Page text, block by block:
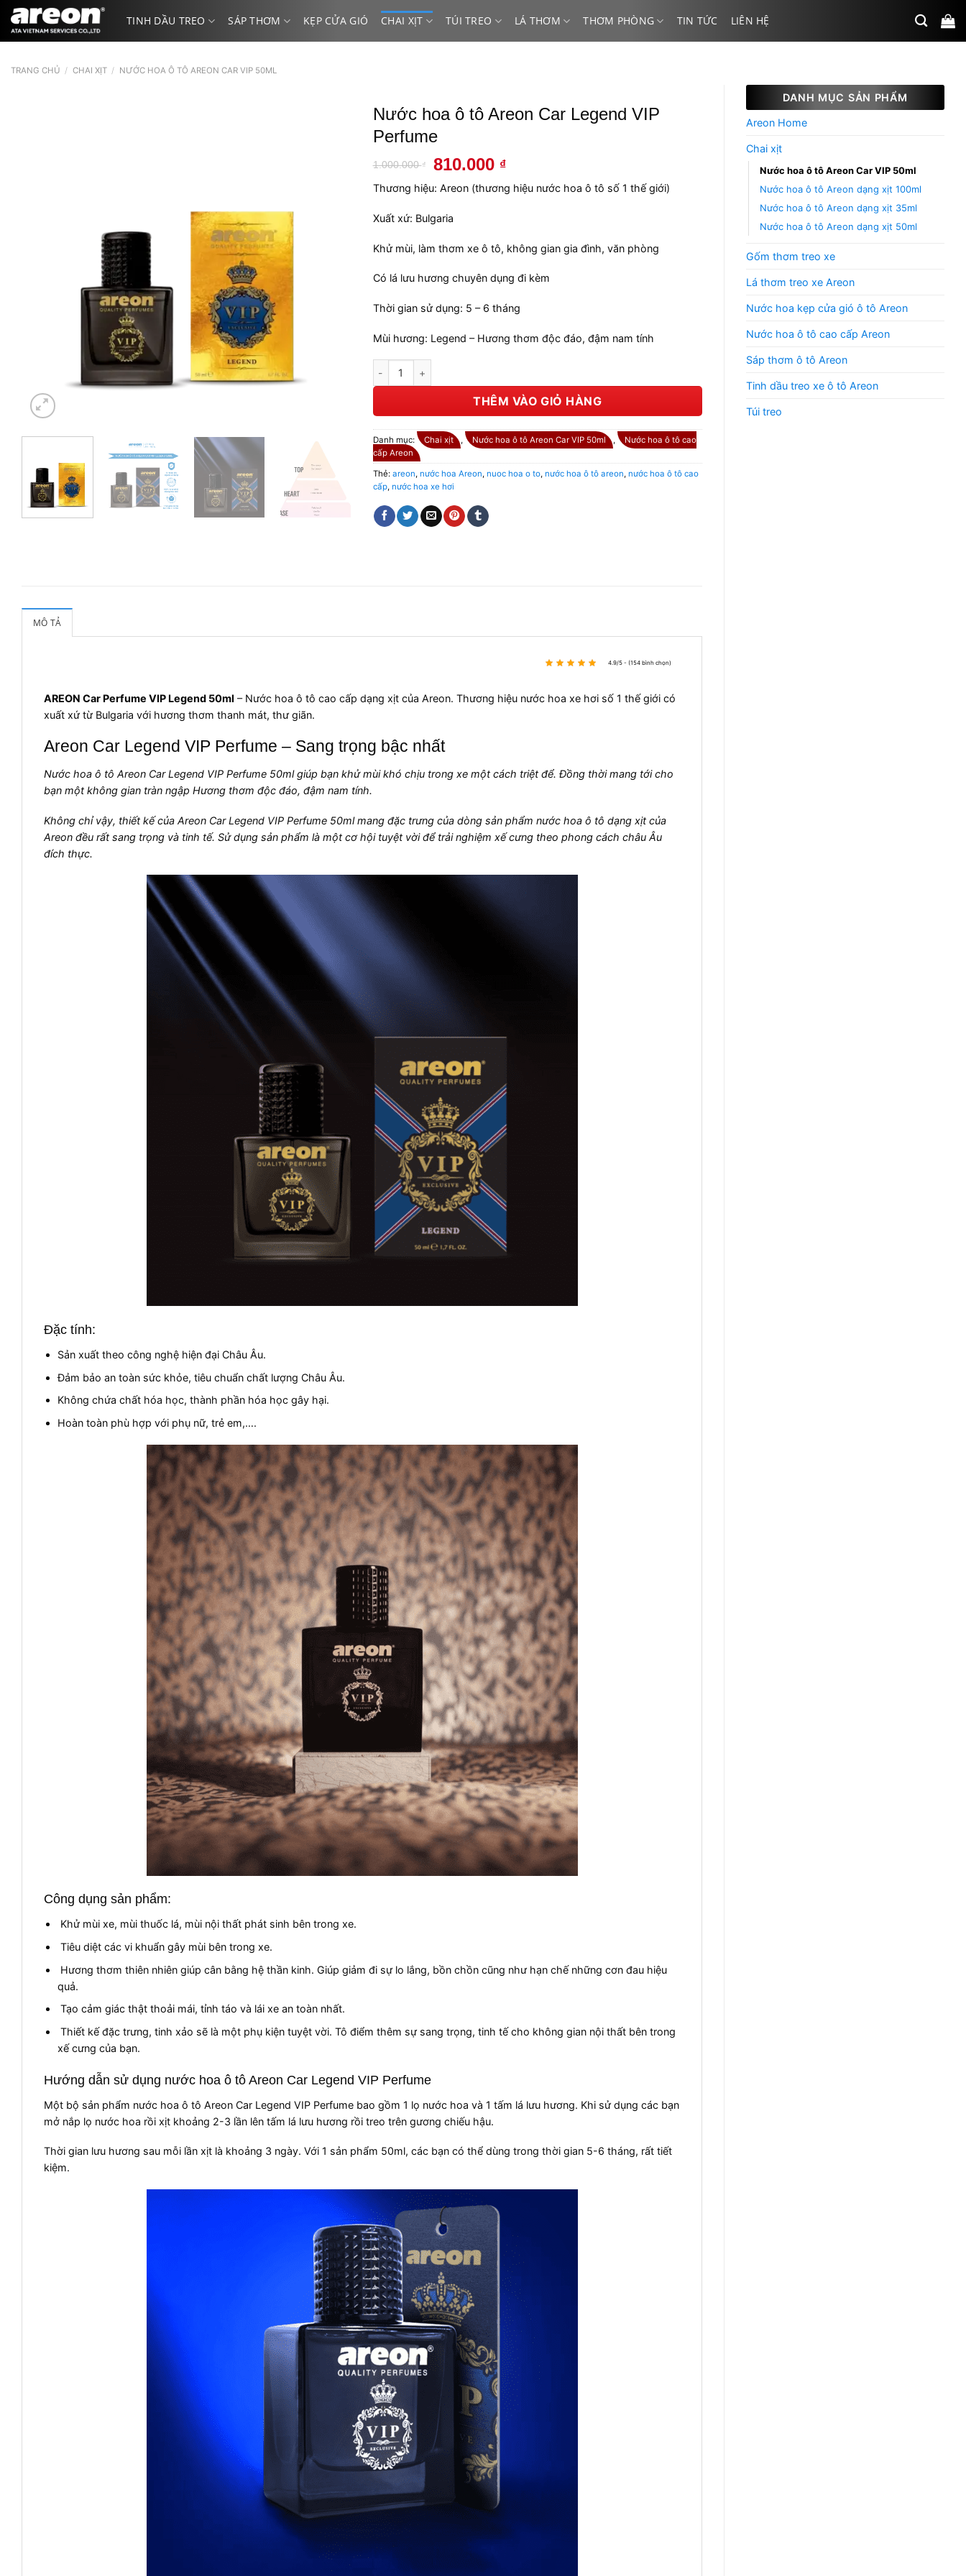
qua
nội
TINH DẦU TREO SÁP THƠM KẸP CỬA GIÓ CHAI XỊT TÚI TREO LÁ THƠM THƠM PHÒNG TIN TỨC LIÊN HỆ
TRANG CHỦ / CHAI XỊT / NƯỚC HOA Ô TÔ AREON CAR VIP 50ML
DANH MỤC SẢN PHẨM
Areon Home
Chai xịt
Nước hoa ô tô Areon Car VIP 50ml
Nước hoa ô tô Areon dạng xịt 100ml
Nước hoa ô tô Areon dạng xịt 35ml
Nước hoa ô tô Areon dạng xịt 50ml
Gốm thơm treo xe
Lá thơm treo xe Areon
Nước hoa kẹp cửa gió ô tô Areon
Nước hoa ô tô cao cấp Areon
Sáp thơm ô tô Areon
Tinh dầu treo xe ô tô Areon
Túi treo
Nước hoa ô tô Areon Car Legend VIP
Perfume
1.000.000₫
Giá
là:
810.000 ₫
tại
Thương hiệu: Areon (thương hiệu nước hoa ô tô số 1 thế giới)
Xuất xứ: Bulgaria
Khử mùi, làm thơm xe ô tô, không gian gia đình, văn phòng
Có lá lưu hương chuyên dụng đi kèm
Thời gian sử dụng: 5 – 6 tháng
Mùi hương: Legend – Hương thơm độc đáo, đậm nam tính
Nước hoa ô tô Areon Car Legend VIP Perfume số lượng
THÊM VÀO GIỎ HÀNG
Danh mục: Chai xịt , Nước hoa ô tô Areon Car VIP 50ml ,
Nước hoa ô tô cao
cấp Areon
Thẻ: areon, nước hoa Areon, nuoc hoa o to, nước hoa ô tô areon, nước hoa ô tô cao
cấp, nước hoa xe hơi
MÔ TẢ
4.9/5 - (154 bình chọn)
AREON Car Perfume VIP Legend 50ml – Nước hoa ô tô cao cấp dạng xịt của Areon. Thương hiệu nước hoa xe hơi số 1 thế giới có
xuất xứ từ Bulgaria với hương thơm thanh mát, thư giãn.
Areon Car Legend VIP Perfume – Sang trọng bậc nhất
Nước hoa ô tô Areon Car Legend VIP Perfume 50ml giúp bạn khử mùi khó chịu trong xe một cách triệt để. Đồng thời mang tới cho
bạn một không gian tràn ngập Hương thơm độc đáo, đậm nam tính.
Không chỉ vậy, thiết kế của Areon Car Legend VIP Perfume 50ml mang đặc trưng của dòng sản phẩm nước hoa ô tô dạng xịt của
Areon đều rất sang trọng và tinh tế. Sử dụng sản phẩm là một cơ hội tuyệt vời để trải nghiệm xế cưng theo phong cách châu Âu
đích thực.
Đặc tính:
Sản xuất theo công nghệ hiện đại Châu Âu.
Đảm bảo an toàn sức khỏe, tiêu chuẩn chất lượng Châu Âu.
Không chứa chất hóa học, thành phần hóa học gây hại.
Hoàn toàn phù hợp với phụ nữ, trẻ em,….
Công dụng sản phẩm:
Khử mùi xe, mùi thuốc lá, mùi nội thất phát sinh bên trong xe.
Tiêu diệt các vi khuẩn gây mùi bên trong xe.
Hương thơm thiên nhiên giúp cân bằng hệ thần kinh. Giúp giảm đi sự lo lắng, bồn chồn cũng như hạn chế những cơn đau hiệu
quả.
Tạo cảm giác thật thoải mái, tỉnh táo và lái xe an toàn nhất.
Thiết kế đặc trưng, tinh xảo sẽ là một phụ kiện tuyệt vời. Tô điểm thêm sự sang trọng, tinh tế cho không gian nội thất bên trong
xế cưng của bạn.
Hướng dẫn sử dụng nước hoa ô tô Areon Car Legend VIP Perfume
Một bộ sản phẩm nước hoa ô tô Areon Car Legend VIP Perfume bao gồm 1 lọ nước hoa và 1 tấm lá lưu hương. Khi sử dụng các bạn
mở nắp lọ nước hoa rồi xịt khoảng 2-3 lần lên tấm lá lưu hương rồi treo trên gương chiếu hậu.
Thời gian lưu hương sau mỗi lần xịt là khoảng 3 ngày. Với 1 sản phẩm 50ml, các bạn có thể dùng trong thời gian 5-6 tháng, rất tiết
kiệm.